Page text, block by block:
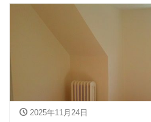
2025年11月24日